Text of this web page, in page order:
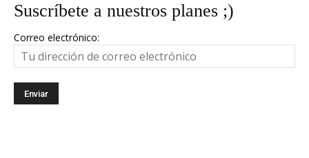
Suscríbete a nuestros planes ;)
Correo electrónico: